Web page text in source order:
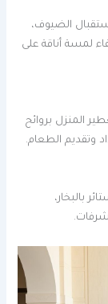
الضيوف،
لمسة أناقة على
المنزل بروائح
وتقديم الطعام.
بالبخار،